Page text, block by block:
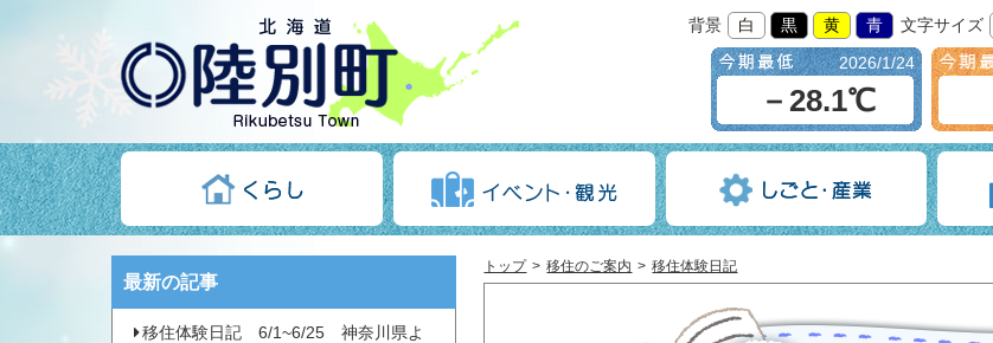
背景 白 黒 黄 青 文字サイズ
2026/1/24
－28.1℃
トップ 移住のご案内 移住体験日記
最新の記事
移住体験日記 6/1~6/25 神奈川県よ